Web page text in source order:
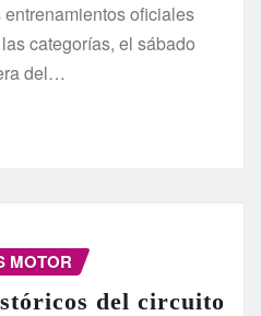
oficiales
categorías, el sábado
del…
MOTOR
del circuito